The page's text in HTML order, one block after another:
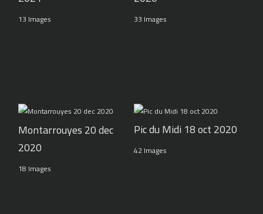
13 Images 33 Images
Montarrouyes 20 dec
2020
18 Images
Pic du Midi 18 oct 2020
42 Images